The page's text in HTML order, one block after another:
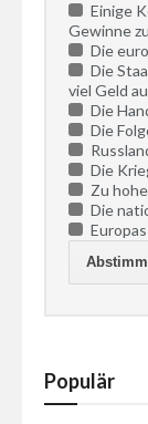
Einige
Gewinne
Die
Die
viel Geld
Die
Die
Die
Zu
Die
Populär